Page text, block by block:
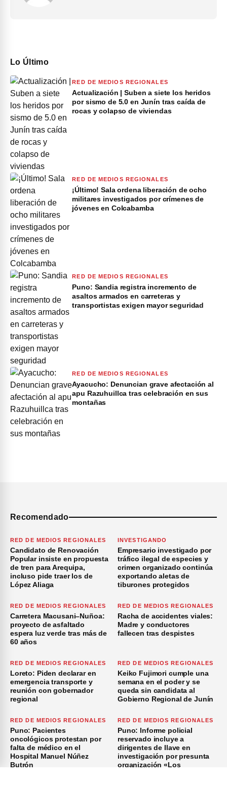
Lo Último
RED DE MEDIOS REGIONALES
Actualización | Suben a siete los heridos
por sismo de 5.0 en Junín tras caída de
rocas y colapso de viviendas
RED DE MEDIOS REGIONALES
¡Último! Sala ordena liberación de ocho
militares investigados por crímenes de
jóvenes en Colcabamba
RED DE MEDIOS REGIONALES
Puno: Sandia registra incremento de
asaltos armados en carreteras y
transportistas exigen mayor seguridad
RED DE MEDIOS REGIONALES
Ayacucho: Denuncian grave afectación al
apu Razuhuillca tras celebración en sus
montañas
Recomendado
RED DE MEDIOS REGIONALES
Candidato de Renovación
Popular insiste en propuesta
de tren para Arequipa,
incluso pide traer los de
López Aliaga
INVESTIGANDO
Empresario investigado por
tráfico ilegal de especies y
crimen organizado continúa
exportando aletas de
tiburones protegidos
RED DE MEDIOS REGIONALES
Carretera Macusani–Nuñoa:
proyecto de asfaltado
espera luz verde tras más de
60 años
RED DE MEDIOS REGIONALES
Racha de accidentes viales:
Madre y conductores
fallecen tras despistes
RED DE MEDIOS REGIONALES
Loreto: Piden declarar en
emergencia transporte y
reunión con gobernador
regional
RED DE MEDIOS REGIONALES
Keiko Fujimori cumple una
semana en el poder y se
queda sin candidata al
Gobierno Regional de Junín
RED DE MEDIOS REGIONALES
Puno: Pacientes
oncológicos protestan por
falta de médico en el
Hospital Manuel Núñez
Butrón
RED DE MEDIOS REGIONALES
Puno: Informe policial
reservado incluye a
dirigentes de Ilave en
investigación por presunta
organización «Los